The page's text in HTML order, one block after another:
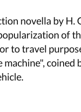
novella by H.
of
to travel
coined